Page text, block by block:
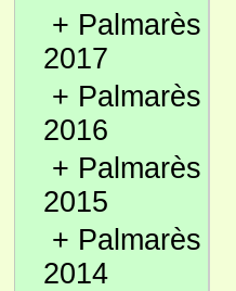
+ Palmarès
2017
+ Palmarès
2016
+ Palmarès
2015
+ Palmarès
2014